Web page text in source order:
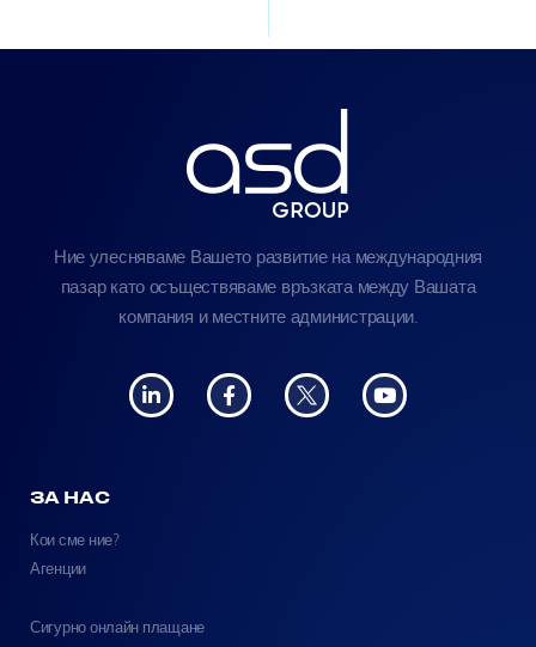
Ние улесняваме Вашето развитие на международния
пазар като осъществяваме връзката между Вашата
компания и местните администрации.
ЗА НАС
Кои сме ние?
Агенции
Сигурно онлайн плащане